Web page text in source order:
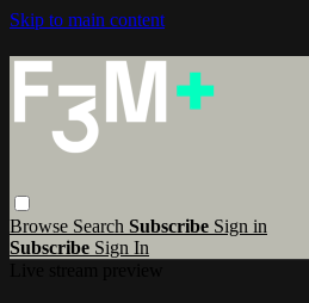
Skip to main content
Browse Search Subscribe Sign in
Subscribe Sign In